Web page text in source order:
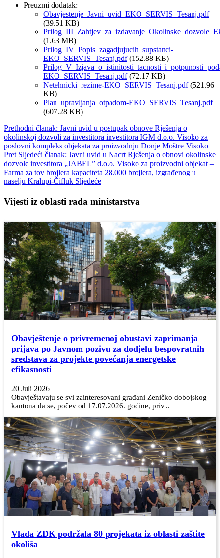
Preuzmi dodatak:
Obavjestenje_Javni_uvid_EKO_SERVIS_Tesanj.pdf
(39.51 KB)
(1.63 MB)
Prilog_IV_Popis_zagadjujucih_supstanci-
EKO_SERVIS_Tesanj.pdf(152.88 KB)
EKO_SERVIS_Tesanj.pdf(72.17 KB)
Netehnicki_rezime-EKO_SERVIS_Tesanj.pdf(521.96
KB)
Plan_upravljanja_otpadom-EKO_SERVIS_Tesanj.pdf
(607.28 KB)
Prethodni članak: Javni uvid u postupak obnove Rješenja o
okolinskoj dozvoli za investitora investitora IGM d.o.o. Visoko za
poslovni kompleks objekata za proizvodnju-Donje Moštre-Visoko
Pret Sljedeći članak: Javni uvid u Nacrt Rješenja o obnovi okolinske
dozvole investitora „JABEL” d.o.o. Visoko za proizvodni objekat –
Farma za tov brojlera kapaciteta 28.000 brojlera, izgrađenog u
naselju Kralupi-Čifluk Sljedeće
Vijesti iz oblasti rada ministarstva
Obavještenje o privremenoj obustavi zaprimanja
prijava po Javnom pozivu za dodjelu bespovratnih
sredstava za projekte povećanja energetske
efikasnosti
20 Juli 2026
Obavještavaju se svi zainteresovani građani Zeničko dobojskog
kantona da se, počev od 17.07.2026. godine, priv...
Vlada ZDK podržala 80 projekata iz oblasti zaštite
okoliša